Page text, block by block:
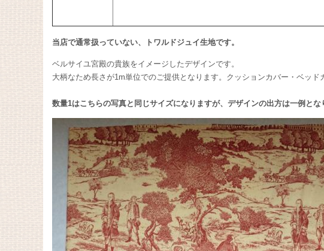
当店で通常扱っていない、トワルドジュイ生地です。
ベルサイユ宮殿の貴族をイメージしたデザインです。
大柄なため長さが1m単位でのご提供となります。クッションカバー・ベッ
数量1はこちらの写真と同じサイズになりますが、デザインの出方は一例とな